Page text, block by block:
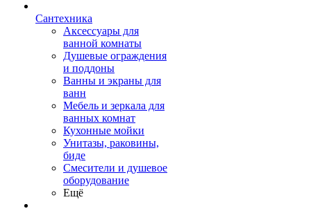
Сантехника
Аксессуары для
ванной комнаты
Душевые ограждения
и поддоны
Ванны и экраны для
ванн
Мебель и зеркала для
ванных комнат
Кухонные мойки
Унитазы, раковины,
биде
Смесители и душевое
оборудование
Ещё